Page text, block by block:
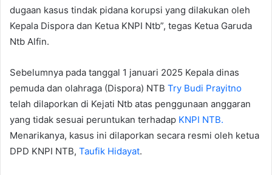
dugaan kasus tindak pidana korupsi yang dilakukan oleh
Kepala Dispora dan Ketua KNPI Ntb”, tegas Ketua Garuda
Ntb Alfin.
Sebelumnya pada tanggal 1 januari 2025 Kepala dinas
pemuda dan olahraga (Dispora) NTB Try Budi Prayitno
telah dilaporkan di Kejati Ntb atas penggunaan anggaran
yang tidak sesuai peruntukan terhadap KNPI NTB.
Menarikanya, kasus ini dilaporkan secara resmi oleh ketua
DPD KNPI NTB, Taufik Hidayat.